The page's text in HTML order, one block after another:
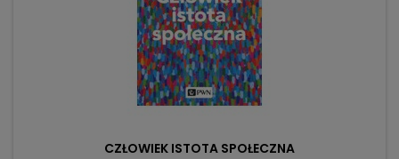
CZŁOWIEK ISTOTA SPOŁECZNA